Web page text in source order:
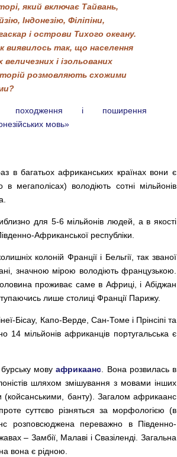
який включає Тайвань,
Індонезію, Філіпіни,
і острови Тихого океану.
виявилось так, що населення
величезних і ізольованих
розмовляють схожими
походження і поширення
мовь»
в багатьох африканських країнах вони є
володіють сотні мільйонів
для 5-6 мільйонів людей, а в якості
Африканської республіки.
колоній Франції і Бельгії, так званої
значною мірою володіють французькою.
проживає саме в Африці, і Абіджан
лише столиці Франції Парижу.
Бісау, Капо-Верде, Сан-Томе і Прінсіпі та
14 мільйонів африканців португальська є
мову африкаанс . Вона розвилась в
шляхом змішування з мовами інших
(койсанськими, банту). Загалом африкаанс
суттєво різняться за морфологією (в
розповсюджена переважно в Південно-
– Замбії, Малаві і Свазіленді. Загальна
вона є рідною.